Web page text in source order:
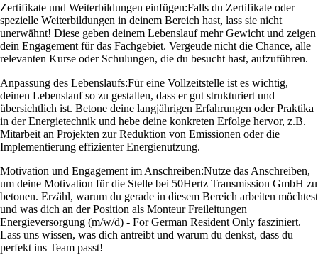
Zertifikate und Weiterbildungen einfügen:Falls du Zertifikate oder
spezielle Weiterbildungen in deinem Bereich hast, lass sie nicht
unerwähnt! Diese geben deinem Lebenslauf mehr Gewicht und zeigen
dein Engagement für das Fachgebiet. Vergeude nicht die Chance, alle
relevanten Kurse oder Schulungen, die du besucht hast, aufzuführen.
Anpassung des Lebenslaufs:Für eine Vollzeitstelle ist es wichtig,
deinen Lebenslauf so zu gestalten, dass er gut strukturiert und
übersichtlich ist. Betone deine langjährigen Erfahrungen oder Praktika
in der Energietechnik und hebe deine konkreten Erfolge hervor, z.B.
Mitarbeit an Projekten zur Reduktion von Emissionen oder die
Implementierung effizienter Energienutzung.
Motivation und Engagement im Anschreiben:Nutze das Anschreiben,
um deine Motivation für die Stelle bei 50Hertz Transmission GmbH zu
betonen. Erzähl, warum du gerade in diesem Bereich arbeiten möchtest
und was dich an der Position als Monteur Freileitungen
Energieversorgung (m/w/d) - For German Resident Only fasziniert.
Lass uns wissen, was dich antreibt und warum du denkst, dass du
perfekt ins Team passt!